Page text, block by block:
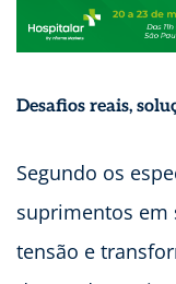
Desafios reais,
Segundo os
suprimentos em
tensão e